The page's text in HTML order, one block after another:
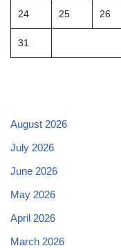
24 25 26
31
August 2026
July 2026
June 2026
May 2026
April 2026
March 2026